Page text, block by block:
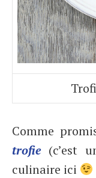
Comme
trofie(c’est
culinaire ici